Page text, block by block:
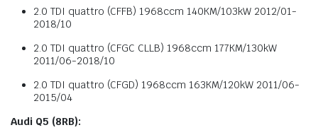
2.0 TDI quattro (CFFB) 1968ccm 140KM/103kW 2012/01-
2018/10
2.0 TDI quattro (CFGC CLLB) 1968ccm 177KM/130kW
2011/06-2018/10
2.0 TDI quattro (CFGD) 1968ccm 163KM/120kW 2011/06-
2015/04
Audi Q5 (8RB):